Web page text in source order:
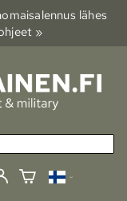
lähes
»